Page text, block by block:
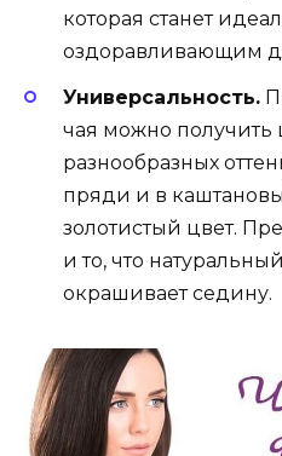
которая станет
оздоравливающим
Универсальность.
чая можно получить
разнообразных
пряди и в
золотистый цвет.
и то, что
окрашивает седину.